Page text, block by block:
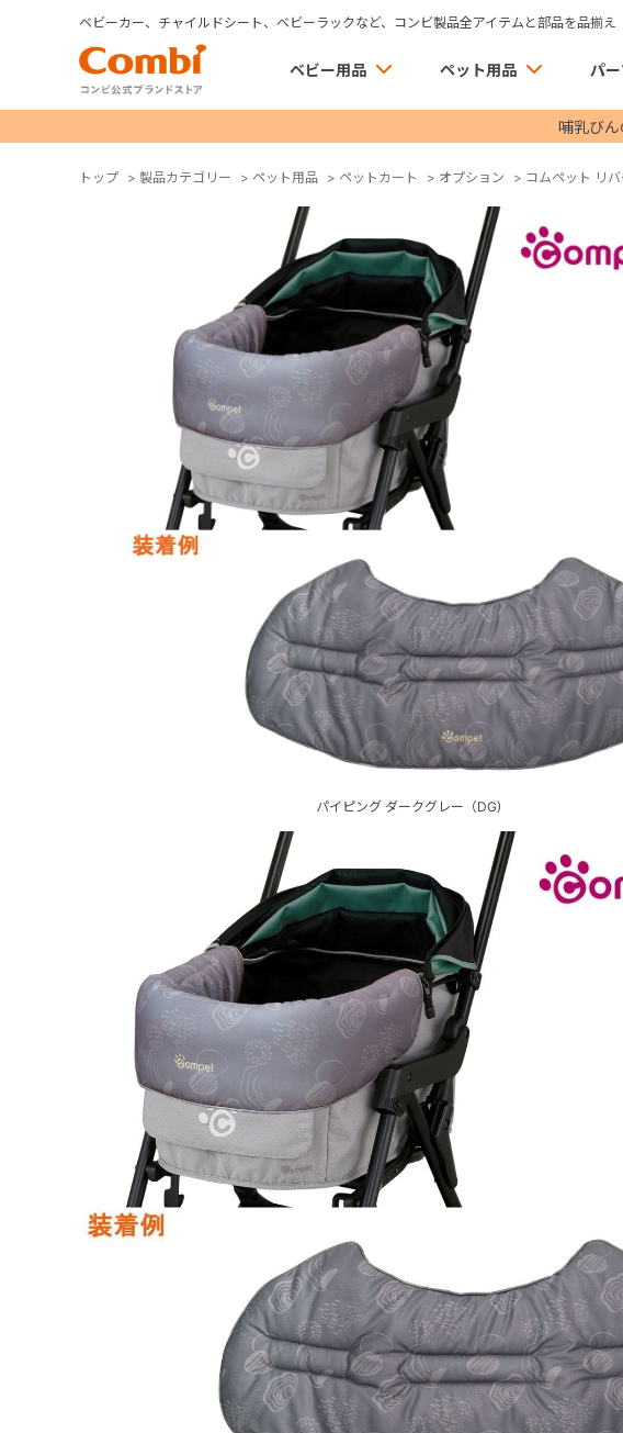
ベビーカー、チャイルドシート、ベビーラックなど、コンビ製品全アイテムと部品を品揃え
ベビー用品 ペット用品 パー
哺乳び
トップ > 製品カテゴリー > ペット用品 > ペットカート > オプション > コムペット リ
パイピング ダークグレー（DG)